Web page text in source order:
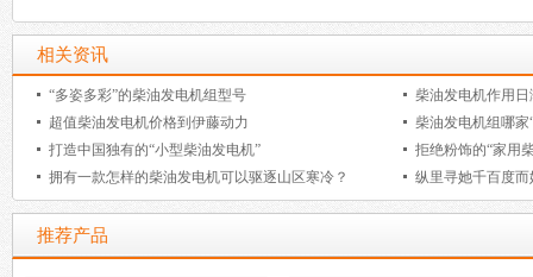
相关资讯
“多姿多彩”的柴油发电机组型号
柴油发电机作用日
超值柴油发电机价格到伊藤动力
柴油发电机组哪家
打造中国独有的“小型柴油发电机”
拒绝粉饰的“家用
拥有一款怎样的柴油发电机可以驱逐山区寒冷？
纵里寻她千百度
推荐产品